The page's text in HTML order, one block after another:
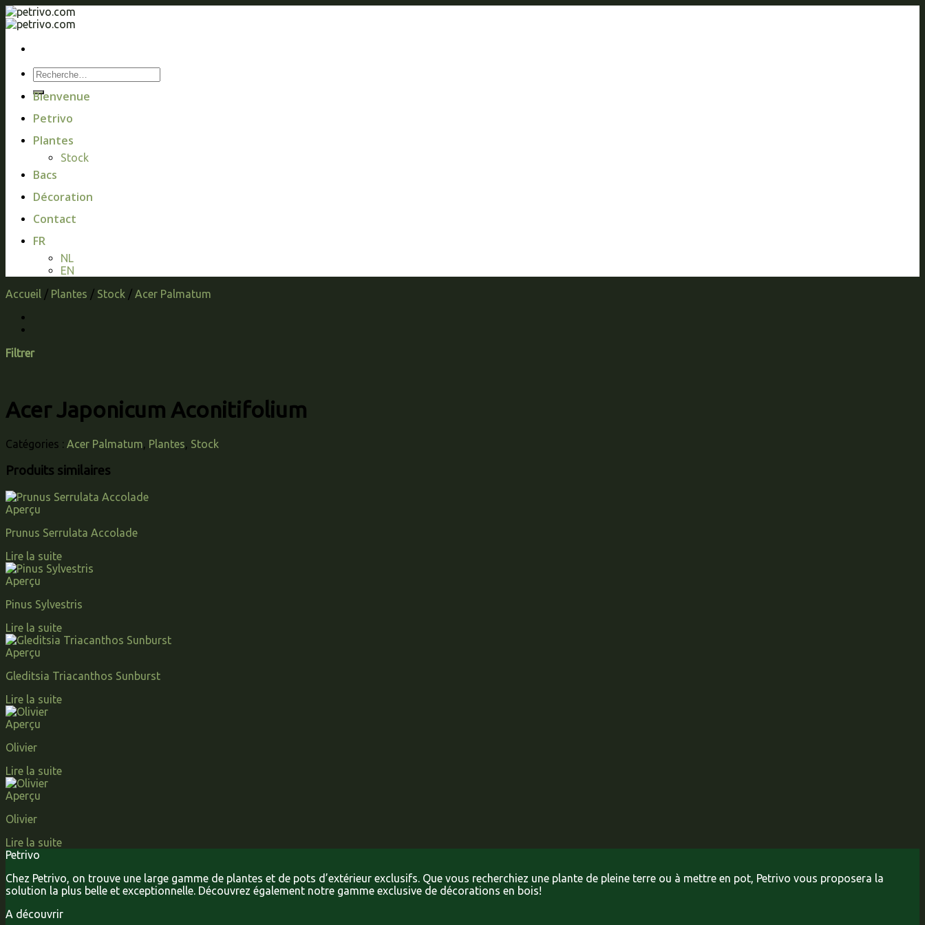
Skip
to
Bienvenue
Petrivo
Plantes
Stock
Bacs
Décoration
Contact
FR
NL
EN
Accueil / Plantes / Stock / Acer Palmatum
Filtrer
Acer Japonicum Aconitifolium
Catégories : Acer Palmatum, Plantes, Stock
Produits similaires
Aperçu
Prunus Serrulata Accolade
Lire la suite
Aperçu
Pinus Sylvestris
Lire la suite
Aperçu
Gleditsia Triacanthos Sunburst
Lire la suite
Aperçu
Olivier
Lire la suite
Aperçu
Olivier
Lire la suite
Petrivo
Chez Petrivo, on trouve une large gamme de plantes et de pots d’extérieur exclusifs. Que vous recherchiez une plante de pleine terre ou à mettre en pot, Petrivo vous proposera la
solution la plus belle et exceptionnelle. Découvrez également notre gamme exclusive de décorations en bois!
A découvrir